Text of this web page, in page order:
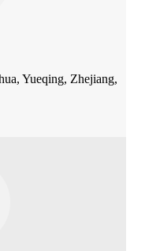
Yueqing, Zhejiang,